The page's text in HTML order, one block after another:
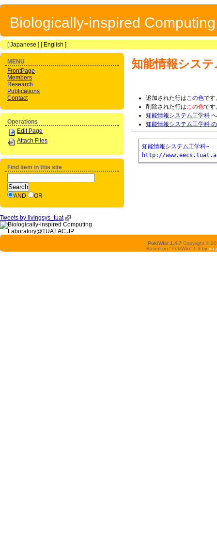
Biologically-inspired
[Japanese ] [ English ]
知能情報シス
追加された行はこの色です
削除された行はこの色です
知能情報システム工学科
知能情報システム工学科
知能情報システム工学科~
http://
MENU
FrontPage
Members
Research
Publications
Contact
Operations
Edit Page
Attach Files
Find item in this site
AND OR
Tweets by livingsys_tuat
PukiWiki 1.4.7 Copyright ©
Based on "PukiWiki" 1.3 by yu-ji